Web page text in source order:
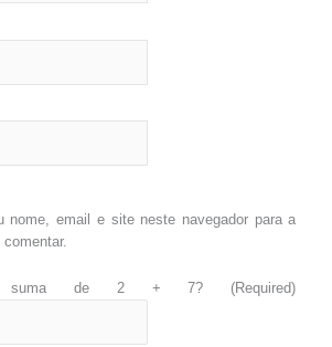
nome, email e site neste navegador para a
de 2 + 7? (Required)